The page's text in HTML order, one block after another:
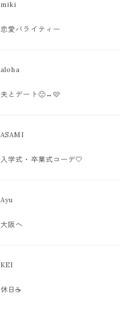
miki
恋愛バライティー
aloha
夫とデート🙂‍↔️🩷
ASAMI
入学式・卒業式コーデ🤍
Ayu
大阪へ
KEI
休日☕️